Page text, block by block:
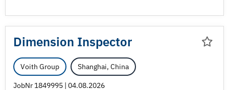
Dimension Inspector
Voith Group Shanghai, China
JobNr 1849995 | 04.08.2026